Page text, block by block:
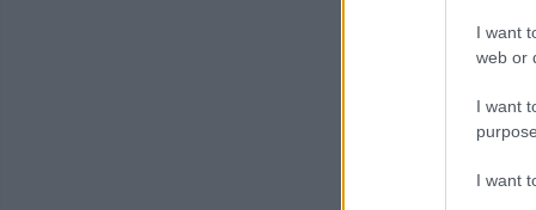
I want
web or
I want
I want